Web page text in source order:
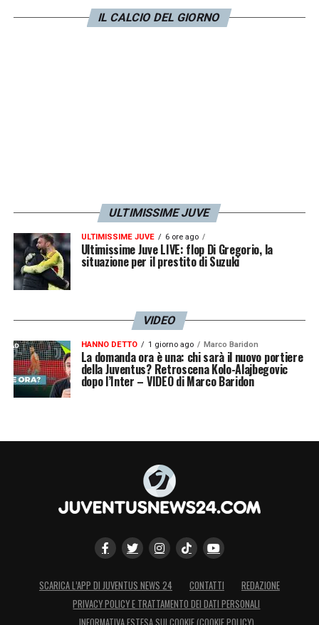
anche per la prossima stagione, a patto che il
Paris Saint-Germainconceda la possibilità
IL CALCIO DEL GIORNO
ULTIMISSIME JUVE
ULTIMISSIME JUVE 6 ore ago
Ultimissime Juve LIVE: flop Di Gregorio, la
situazione per il prestito di Suzuki
VIDEO
HANNO DETTO 1 giorno ago Marco Baridon
La domanda ora è una: chi sarà il nuovo portiere
della Juventus? Retroscena Kolo-Alajbegovic
dopo l’Inter – VIDEO di Marco Baridon
SCARICA L’APP DI JUVENTUS NEWS 24 CONTATTI
REDAZIONE
PRIVACY POLICY E TRATTAMENTO DEI DATI PERSONALI